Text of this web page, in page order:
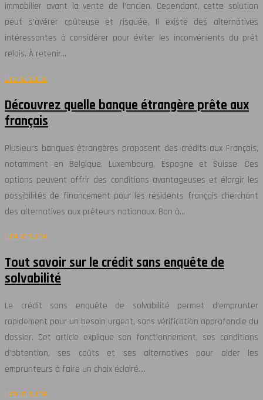
immobilier avant la vente de l’ancien. Cependant, cette solution
peut s’avérer coûteuse et risquée. Il existe des alternatives
intéressantes à considérer pour éviter les inconvénients du prêt
relais. À retenir…
Lire la suite
Découvrez quelle banque étrangère prête aux
français
Plusieurs banques étrangères proposent des crédits aux Français,
notamment en Belgique, Luxembourg, Espagne et Suisse. Ces
options peuvent offrir des conditions avantageuses et élargir les
possibilités de financement pour les résidents français cherchant
des alternatives aux prêteurs nationaux. Bon à…
Lire la suite
Tout savoir sur le crédit sans enquête de
solvabilité
Le crédit sans enquête de solvabilité permet d’emprunter
rapidement pour un besoin urgent, sans vérification approfondie du
dossier. Cet article explique son fonctionnement, ses conditions
d’obtention, ses coûts et ses alternatives pour aider les
emprunteurs à faire un choix éclairé….
Lire la suite